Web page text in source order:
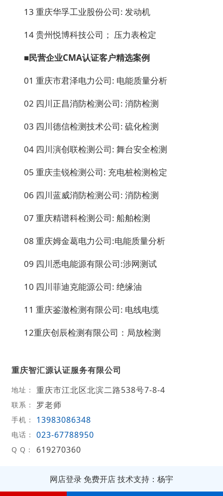
13 重庆华孚工业股份公司: 发动机
14 贵州悦博科技公司； 压力表检定
■民营企业CMA认证客户精选案例
01 重庆市君泽电力公司: 电能质量分析
02 四川正昌消防检测公司: 消防检测
03 四川德信检测技术公司: 硫化检测
04 四川演创联检测公司: 舞台安全检测
05 重庆圭锐检测公司: 充电桩检测检定
06 四川蓝威消防检测公司: 消防检测
07 重庆精谱科检测公司: 船舶检测
08 重庆姆金葛电力公司:电能质量分析
09 四川悉电能源有限公司:涉网测试
10 四川菲迪克能源公司: 绝缘油
11 重庆鉴澈检测有限公司: 电线电缆
12重庆创辰检测有限公司：局放检测
重庆智汇源认证服务有限公司
地址： 重庆市江北区北滨二路538号7-8-4
联系： 罗老师
手机： 13983086348
电话： 023-67788950
Q Q： 619270360
网店登录 免费开店技术支持：杨宇